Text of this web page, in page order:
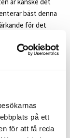
på ett
för att få reda
är kanske det
bäst denna
för det
den
mjuka säkra
harpotoner.
vajar för vinden –
i hans dräkt
– åt ansiktets
ville han bara
och